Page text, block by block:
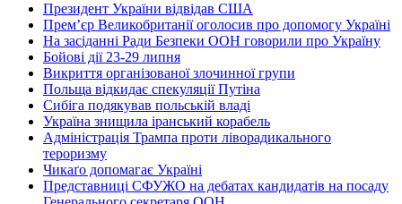
Президент України відвідав США
Прем’єр Великобританії оголосив про допомогу Україні
На засіданні Ради Безпеки ООН говорили про Україну
Бойові дії 23-29 липня
Викриття організованої злочинної групи
Польща відкидає спекуляції Путіна
Сибіга подякував польській владі
Україна знищила іранський корабель
Адміністрація Трампа проти ліворадикального
тероризму
Чикаґо допомагає Україні
Представниці СФУЖО на дебатах кандидатів на посаду